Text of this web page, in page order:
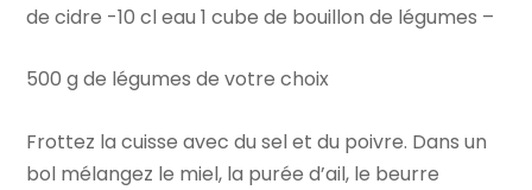
de cidre -10 cl eau 1 cube de bouillon de légumes –
500 g de légumes de votre choix
Frottez la cuisse avec du sel et du poivre. Dans un
bol mélangez le miel, la purée d’ail, le beurre